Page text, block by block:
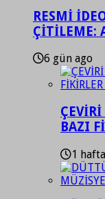
RESMİ
ÇİTİLEME:
6 gün ago
BAZI
1